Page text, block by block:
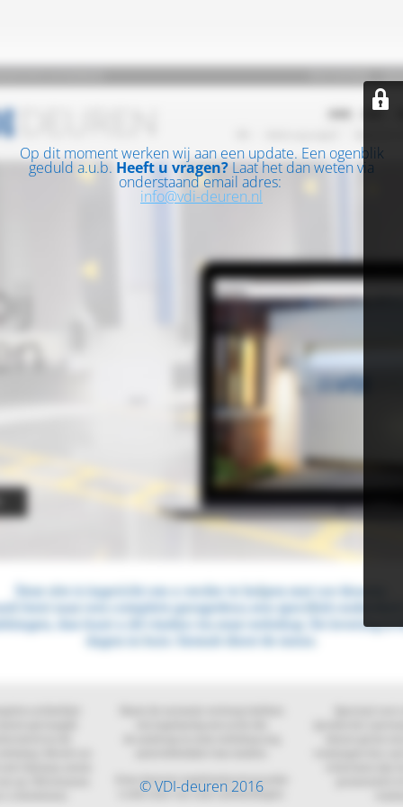
Op dit moment werken wij aan een update. Een ogenblik
geduld a.u.b. Heeft u vragen? Laat het dan weten via
onderstaand email adres:
info@vdi-deuren.nl
© VDI-deuren 2016